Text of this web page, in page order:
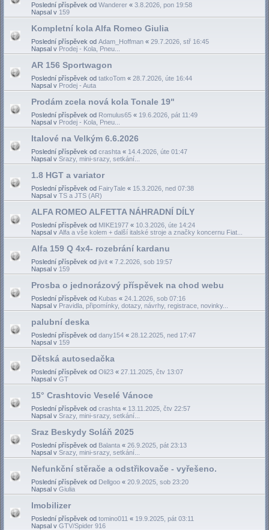
Poslední příspěvek od Wanderer « 3.8.2026, pon 19:58
Napsal v 159
Kompletní kola Alfa Romeo Giulia
Poslední příspěvek od Adam_Hoffman « 29.7.2026, stř 16:45
Napsal v Prodej - Kola, Pneu...
AR 156 Sportwagon
Poslední příspěvek od tatkoTom « 28.7.2026, úte 16:44
Napsal v Prodej - Auta
Prodám zcela nová kola Tonale 19"
Poslední příspěvek od Romulus65 « 19.6.2026, pát 11:49
Napsal v Prodej - Kola, Pneu...
Italové na Velkým 6.6.2026
Poslední příspěvek od crashta « 14.4.2026, úte 01:47
Napsal v Srazy, mini-srazy, setkání...
1.8 HGT a variator
Poslední příspěvek od FairyTale « 15.3.2026, ned 07:38
Napsal v TS a JTS (AR)
ALFA ROMEO ALFETTA NÁHRADNÍ DÍLY
Poslední příspěvek od MIKE1977 « 10.3.2026, úte 14:24
Napsal v Alfa a vše kolem + další italské stroje a značky koncernu Fiat...
Alfa 159 Q 4x4- rozebrání kardanu
Poslední příspěvek od jivit « 7.2.2026, sob 19:57
Napsal v 159
Prosba o jednorázový příspěvek na chod webu
Poslední příspěvek od Kubas « 24.1.2026, sob 07:16
Napsal v Pravidla, připomínky, dotazy, návrhy, registrace, novinky...
palubní deska
Poslední příspěvek od dany154 « 28.12.2025, ned 17:47
Napsal v 159
Dětská autosedačka
Poslední příspěvek od Oli23 « 27.11.2025, čtv 13:07
Napsal v GT
15° Crashtovic Veselé Vánoce
Poslední příspěvek od crashta « 13.11.2025, čtv 22:57
Napsal v Srazy, mini-srazy, setkání...
Sraz Beskydy Soláň 2025
Poslední příspěvek od Balanta « 26.9.2025, pát 23:13
Napsal v Srazy, mini-srazy, setkání...
Nefunkční stěrače a odstřikovače - vyřešeno.
Poslední příspěvek od Dellgoo « 20.9.2025, sob 23:20
Napsal v Giulia
Imobilizer
Poslední příspěvek od tomino011 « 19.9.2025, pát 03:11
Napsal v GTV/Spider 916